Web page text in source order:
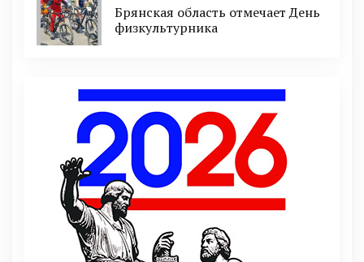
Брянская область отмечает День
физкультурника